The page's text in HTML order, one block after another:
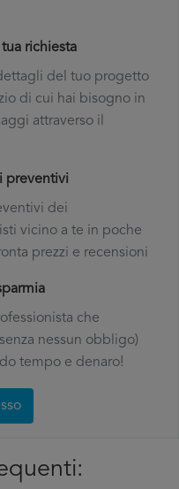
tua richiesta
del tuo progetto
di cui hai bisogno in
attraverso il
preventivi
dei
vicino a te in poche
prezzi e recensioni
che
nessun obbligo)
tempo e denaro!